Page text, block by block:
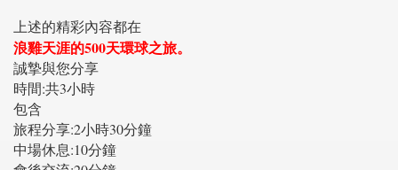
上述的精彩內容都在
浪雞天涯的500天環球之旅。
誠摯與您分享
時間:共3小時
包含
旅程分享:2小時30分鐘
中場休息:10分鐘